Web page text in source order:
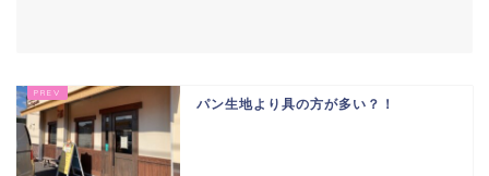
パン生地より具の方が多い？！